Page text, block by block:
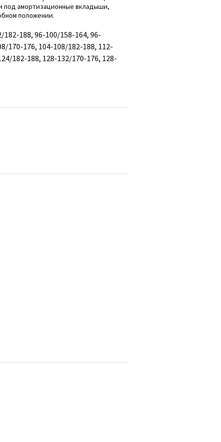
под амортизационные вкладыши,
положении.
188, 96-100/158-164, 96-
170-176, 104-108/182-188, 112-
182-188, 128-132/170-176, 128-